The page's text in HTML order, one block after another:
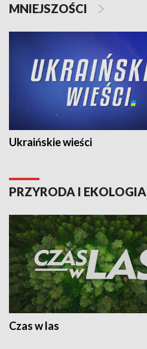
MNIEJSZOŚCI
Ukraińskie wieści
PRZYRODA I EKOLOGIA
Czas w las